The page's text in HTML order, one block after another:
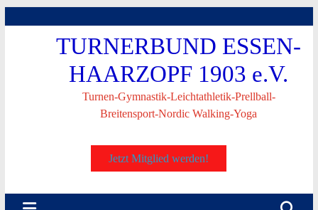
TURNERBUND ESSEN-
HAARZOPF 1903 e.V.
Turnen-Gymnastik-Leichtathletik-Prellball-
Breitensport-Nordic Walking-Yoga
Jetzt Mitglied werden!